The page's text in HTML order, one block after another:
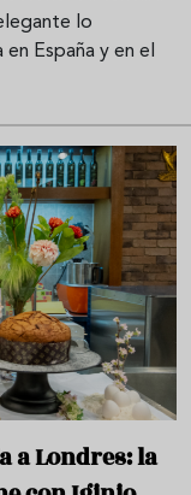
lo
España y en el
a Londres: la